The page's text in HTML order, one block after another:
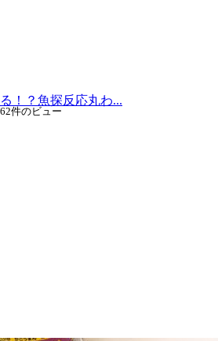
る！？魚探反応丸わ...
62件のビュー